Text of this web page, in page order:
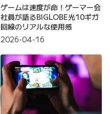
ゲームは速度が命！ゲーマー会
社員が語るBIGLOBE光10ギガ
回線のリアルな使用感
2026-04-16